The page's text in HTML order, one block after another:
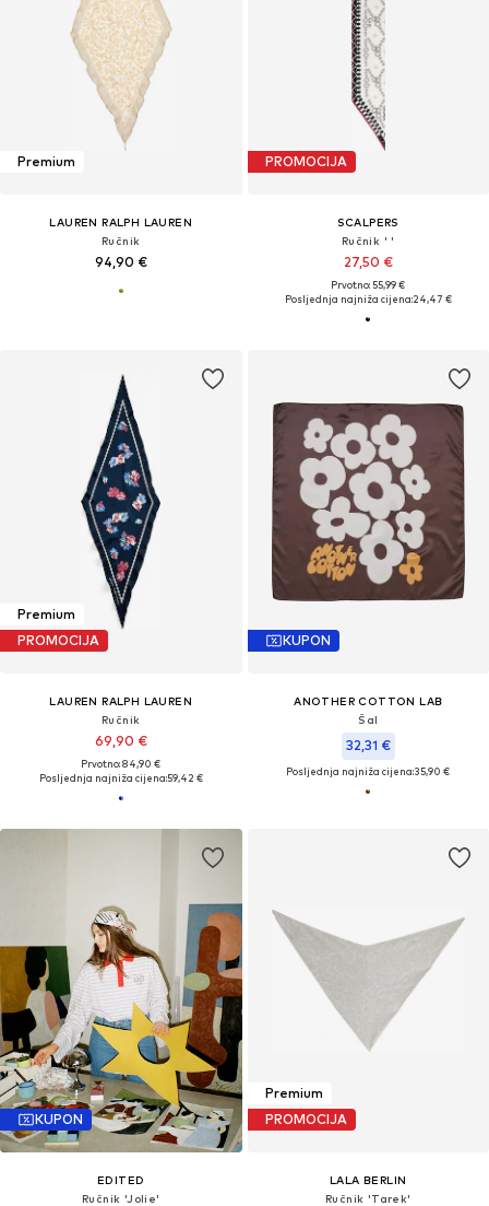
Premium
LAUREN RALPH LAUREN
Ručnik
94,90 €
PROMOCIJA
SCALPERS
Ručnik ' '
27,50 €
Prvotno: 55,99 €
Posljednja najniža cijena:24,47 €
Premium
PROMOCIJA
LAUREN RALPH LAUREN
Ručnik
69,90 €
Prvotno: 84,90 €
Posljednja najniža cijena:59,42 €
KUPON
ANOTHER COTTON LAB
Šal
32,31 €
Posljednja najniža cijena:35,90 €
KUPON
EDITED
Ručnik 'Jolie'
Premium
PROMOCIJA
LALA BERLIN
Ručnik 'Tarek'